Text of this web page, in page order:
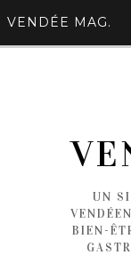
VENDÉE MAG.
UN
BIEN-